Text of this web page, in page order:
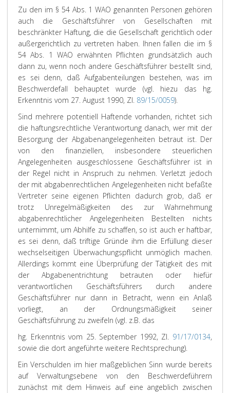
Zu den im § 54 Abs. 1 WAO genannten Personen gehören
auch die Geschäftsführer von Gesellschaften mit
beschränkter Haftung, die die Gesellschaft gerichtlich oder
außergerichtlich zu vertreten haben. Ihnen fallen die im §
54 Abs. 1 WAO erwähnten Pflichten grundsätzlich auch
dann zu, wenn noch andere Geschäftsführer bestellt sind,
es sei denn, daß Aufgabenteilungen bestehen, was im
Beschwerdefall behauptet wurde (vgl. hiezu das hg.
Erkenntnis vom 27. August 1990, Zl. 89/15/0059).
Sind mehrere potentiell Haftende vorhanden, richtet sich
die haftungsrechtliche Verantwortung danach, wer mit der
Besorgung der Abgabenangelegenheiten betraut ist. Der
von den finanziellen, insbesondere steuerlichen
Angelegenheiten ausgeschlossene Geschäftsführer ist in
der Regel nicht in Anspruch zu nehmen. Verletzt jedoch
der mit abgabenrechtlichen Angelegenheiten nicht befaßte
Vertreter seine eigenen Pflichten dadurch grob, daß er
trotz Unregelmäßigkeiten des zur Wahrnehmung
abgabenrechtlicher Angelegenheiten Bestellten nichts
unternimmt, um Abhilfe zu schaffen, so ist auch er haftbar,
es sei denn, daß triftige Gründe ihm die Erfüllung dieser
wechselseitigen Überwachungspflicht unmöglich machen.
Allerdings kommt eine Überprüfung der Tätigkeit des mit
der Abgabenentrichtung betrauten oder hiefür
verantwortlichen Geschäftsführers durch andere
Geschäftsführer nur dann in Betracht, wenn ein Anlaß
vorliegt, an der Ordnungsmäßigkeit seiner
Geschäftsführung zu zweifeln (vgl. z.B. das
hg. Erkenntnis vom 25. September 1992, Zl. 91/17/0134,
sowie die dort angeführte weitere Rechtsprechung).
Ein Verschulden im hier maßgeblichen Sinn wurde bereits
auf Verwaltungsebene von den Beschwerdeführern
zunächst mit dem Hinweis auf eine angeblich zwischen